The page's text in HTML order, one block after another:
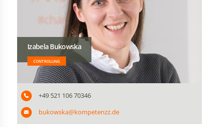
Izabela Bukowska
CONTROLLING
+49 521 106 70346
bukowska@kompetenzz.de